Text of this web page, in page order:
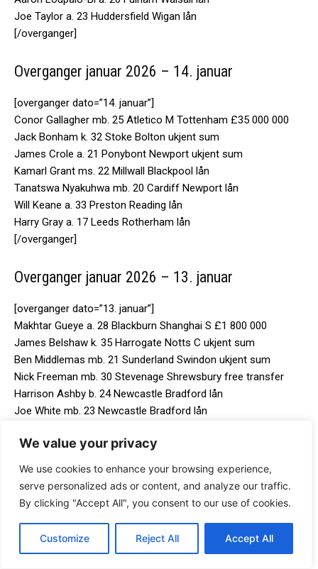
We value your privacy
We use cookies to enhance your browsing experience,
serve personalized ads or content, and analyze our traffic.
By clicking "Accept All", you consent to our use of cookies.
Customize Reject All Accept All
Joe Taylor a. 23 Huddersfield Wigan lån
[/overganger]
Overganger januar 2026 – 14. januar
[overganger dato=”14. januar”]
Conor Gallagher mb. 25 Atletico M Tottenham £35 000 000
Jack Bonham k. 32 Stoke Bolton ukjent sum
James Crole a. 21 Ponybont Newport ukjent sum
Kamarl Grant ms. 22 Millwall Blackpool lån
Tanatswa Nyakuhwa mb. 20 Cardiff Newport lån
Will Keane a. 33 Preston Reading lån
Harry Gray a. 17 Leeds Rotherham lån
[/overganger]
Overganger januar 2026 – 13. januar
[overganger dato=”13. januar”]
Makhtar Gueye a. 28 Blackburn Shanghai S £1 800 000
James Belshaw k. 35 Harrogate Notts C ukjent sum
Ben Middlemas mb. 21 Sunderland Swindon ukjent sum
Nick Freeman mb. 30 Stevenage Shrewsbury free transfer
Harrison Ashby b. 24 Newcastle Bradford lån
Joe White mb. 23 Newcastle Bradford lån
Gavin Bazunu k. 23 Southampton Stoke lån
[/overganger]
Overganger januar 2026 – 12. januar
[overganger dato=”12. januar”]
Brian Madjo a. 17 Metz Aston Villa £14 000 000